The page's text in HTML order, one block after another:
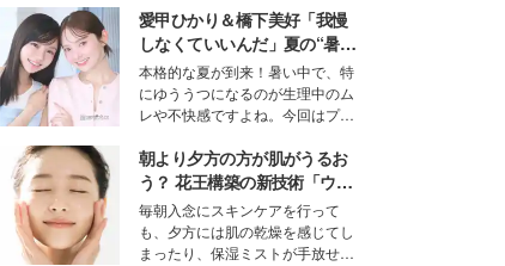
ションの完成度を高めるベースと
して、“髪そのものの美しさ”に改
めて注目する人が増えている様
子。今回は、そんな憧れの艶やか
な髪を日常で叶える、美容好きの
女性たちのヘアケア事情を紹介し
ます。
愛甲ひかり＆橋下美好「我慢
しなくていいんだ」夏の“暑さ
対策”の新しい選択肢とは？
本格的な夏が到来！暑い中で、特
にゆううつになるのが生理中のム
レや不快感ですよね。今回はプラ
モデル・愛甲ひかりさんと橋下美
好さんを迎えて本音で女子会トー
ク。猛暑のお出かけを快適に過ご
すヒントや、2人が感動した夏の
生理の新常識にも迫りました。
朝より夕方の方が肌がうるお
う？ 花王構築の新技術「ウォ
ーターキャプチャリングスキ
ン（捕水肌）」がスキンケア
の常識を変える予感
毎朝入念にスキンケアを行って
も、夕方には肌の乾燥を感じてし
まったり、保湿ミストが手放せな